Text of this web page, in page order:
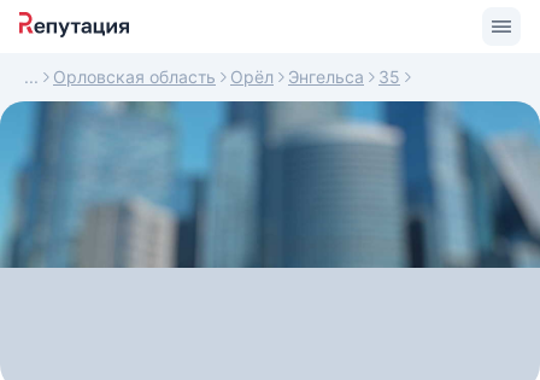
Орловская область Орёл Энгельса 35